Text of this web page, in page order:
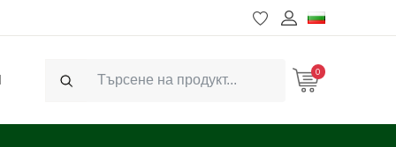
Search
0